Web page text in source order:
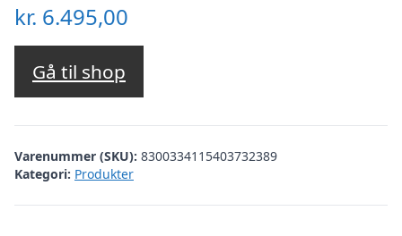
kr. 6.495,00
Gå til shop
Varenummer (SKU): 8300334115403732389
Kategori: Produkter